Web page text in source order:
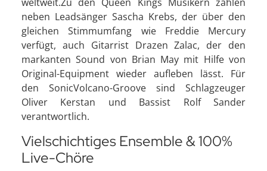
neben Leadsänger Sascha Krebs, der über den
gleichen Stimmumfang wie Freddie Mercury
verfügt, auch Gitarrist Drazen Zalac, der den
markanten Sound von Brian May mit Hilfe von
Original-Equipment wieder aufleben lässt. Für
den SonicVolcano-Groove sind Schlagzeuger
Oliver Kerstan und Bassist Rolf Sander
verantwortlich.
Vielschichtiges Ensemble & 100%
Live-Chöre